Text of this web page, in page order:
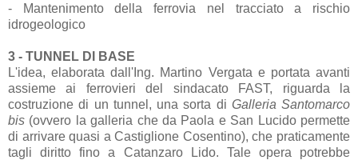
- Mantenimento della ferrovia nel tracciato a rischio
idrogeologico
3 - TUNNEL DI BASE
L'idea, elaborata dall'Ing. Martino Vergata e portata avanti
assieme ai ferrovieri del sindacato FAST, riguarda la
costruzione di un tunnel, una sorta di Galleria Santomarco
bis (ovvero la galleria che da Paola e San Lucido permette
di arrivare quasi a Castiglione Cosentino), che praticamente
tagli diritto fino a Catanzaro Lido. Tale opera potrebbe